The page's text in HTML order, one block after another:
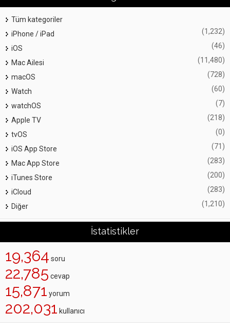
Tüm kategoriler
iPhone / iPad
(1,232)
iOS (46)
Mac Ailesi (11,480)
macOS (728)
Watch (60)
watchOS (7)
Apple TV (218)
tvOS (0)
iOS App Store (71)
Mac App Store (283)
iTunes Store (200)
iCloud (283)
Diğer (1,210)
İstatistikler
19,364 soru
22,785 cevap
15,871 yorum
202,031 kullanıcı